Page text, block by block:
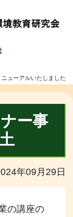
ューアルいたしました
ー事
年09月29日
の講座の